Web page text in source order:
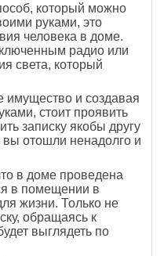
который можно
руками, это
человека в доме.
радио или
света, который
имущество и создавая
стоит проявить
записку якобы другу
вы отошли ненадолго и
в доме проведена
в помещении в
жизни. Только не
обращаясь к
выглядеть по